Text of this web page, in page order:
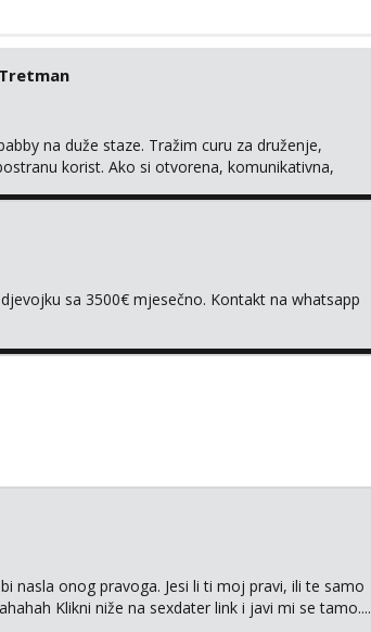
na duže staze. Tražim curu za druženje,
korist. Ako si otvorena, komunikativna,
sa 3500€ mjesečno. Kontakt na whatsapp
nasla onog pravoga. Jesi li ti moj pravi, ili te samo
Klikni niže na sexdater link i javi mi se tamo....